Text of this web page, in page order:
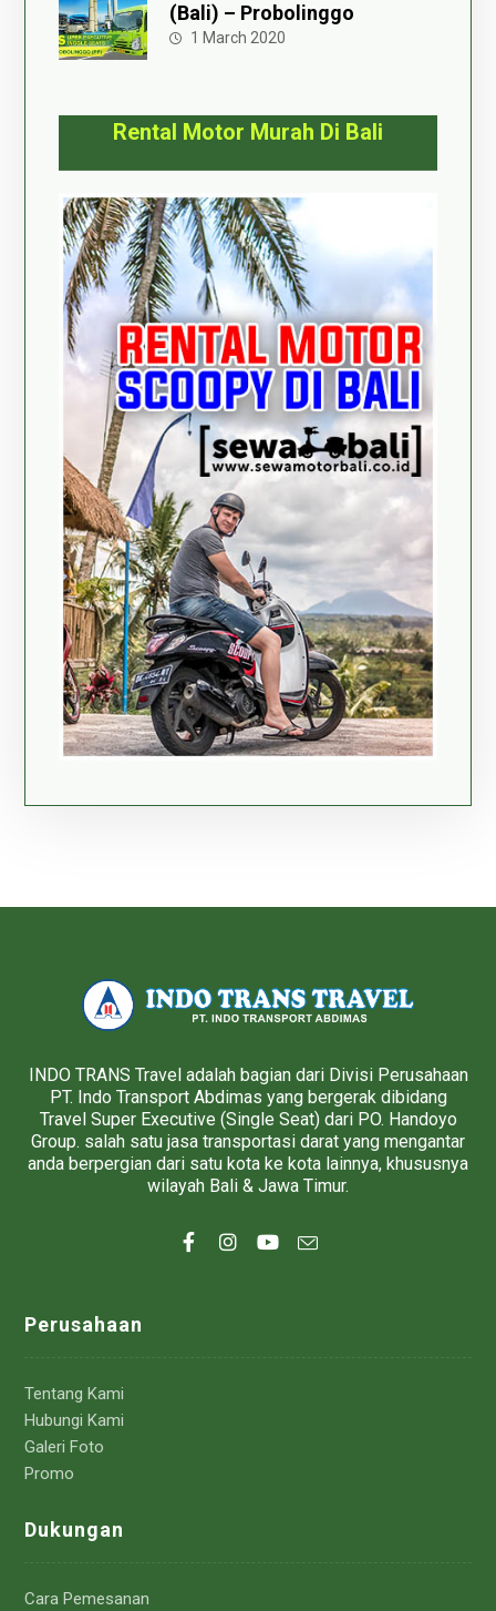
(Bali) – Probolinggo
1 March 2020
Rental Motor Murah Di Bali
INDO TRANS Travel adalah bagian dari Divisi Perusahaan
PT. Indo Transport Abdimas yang bergerak dibidang
Travel Super Executive (Single Seat) dari PO. Handoyo
Group. salah satu jasa transportasi darat yang mengantar
anda berpergian dari satu kota ke kota lainnya, khususnya
wilayah Bali & Jawa Timur.
Perusahaan
Tentang Kami
Hubungi Kami
Galeri Foto
Promo
Dukungan
Cara Pemesanan